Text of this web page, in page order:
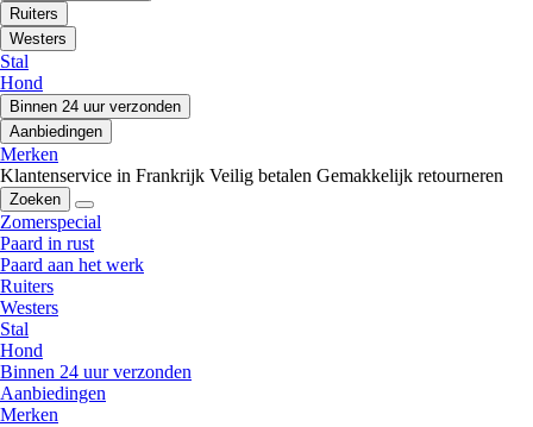
Ruiters
Westers
Stal
Hond
Binnen 24 uur verzonden
Aanbiedingen
Merken
Klantenservice in Frankrijk Veilig betalen Gemakkelijk retourneren
Zoeken
Zomerspecial
Paard in rust
Paard aan het werk
Ruiters
Westers
Stal
Hond
Binnen 24 uur verzonden
Aanbiedingen
Merken